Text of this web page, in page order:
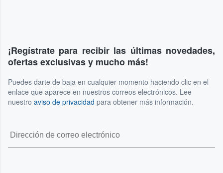
¡Regístrate para recibir las últimas novedades,
ofertas exclusivas y mucho más!
Puedes darte de baja en cualquier momento haciendo clic en el
enlace que aparece en nuestros correos electrónicos. Lee
nuestro aviso de privacidad para obtener más información.